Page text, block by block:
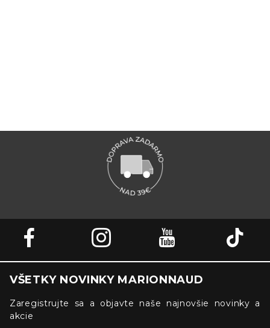
VŠETKY NOVINKY MARIONNAUD
Zaregistrujte sa a objavte naše najnovšie novinky a
akcie